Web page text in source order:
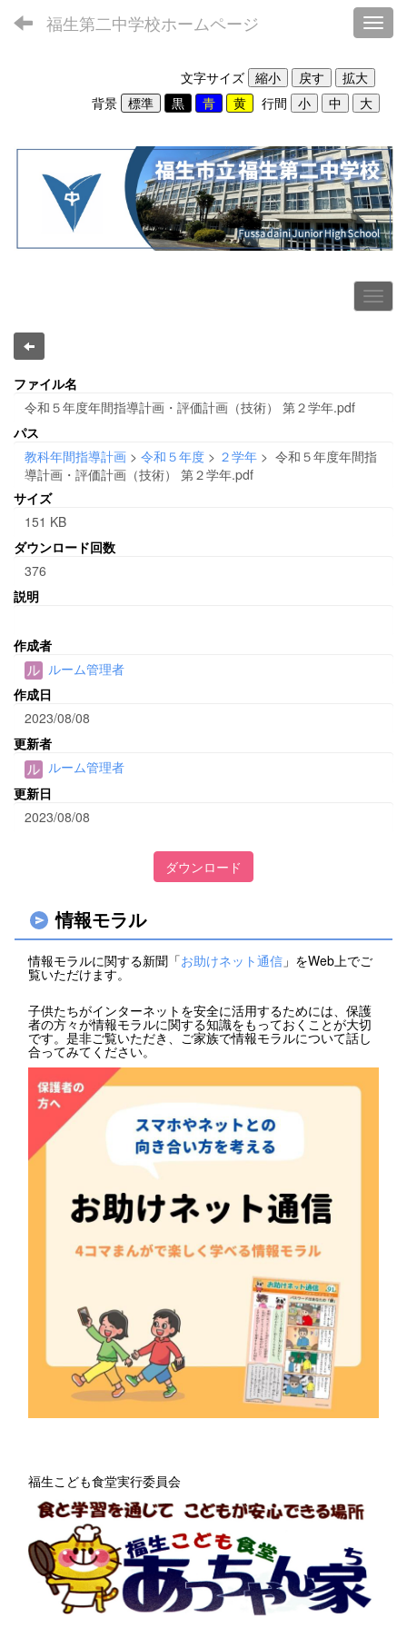
福生第二中学校ホームページ
文字サイズ
背景
行間
ファイル名
令和５年度年間指導計画・評価計画（技術） 第２学年.pdf
パス
教科年間指導計画 > 令和５年度 > ２学年 > 令和５年度年間指
導計画・評価計画（技術） 第２学年.pdf
サイズ
151 KB
ダウンロード回数
376
説明
作成者
ルーム管理者
作成日
2023/08/08
更新者
ルーム管理者
更新日
2023/08/08
ダウンロード
情報モラル
情報モラルに関する新聞「お助けネット通信 」をWeb上でご
覧いただけます。
子供たちがインターネットを安全に活用するためには、保護
者の方々が情報モラルに関する知識をもっておくことが大切
です。是非ご覧いただき、ご家族で情報モラルについて話し
合ってみてください。
福生こども食堂実行委員会